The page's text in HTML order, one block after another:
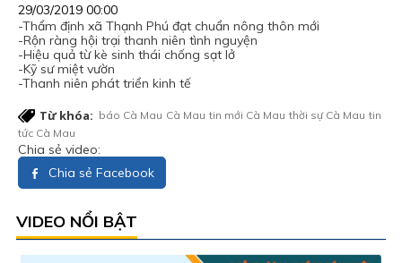
29/03/2019 00:00
-Thẩm định xã Thạnh Phú đạt chuẩn nông thôn mới
-Rộn ràng hội trại thanh niên tình nguyện
-Hiệu quả từ kè sinh thái chống sạt lở
-Kỹ sư miệt vườn
-Thanh niên phát triển kinh tế
Từ khóa: báo Cà Mau Cà Mau tin mới Cà Mau thời sự Cà Mau tin
tức Cà Mau
Chia sẻ video:
Chia sẻ Facebook
VIDEO NỔI BẬT